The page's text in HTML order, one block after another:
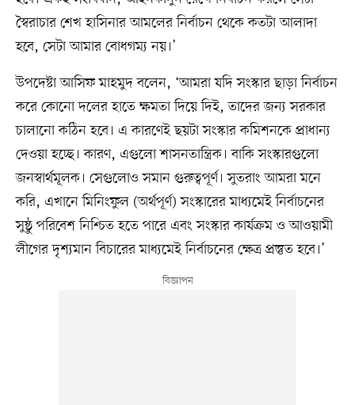
স্বৈরাচার শেখ হাসিনার আমলের নির্বাচন থেকে কতটা আলাদা
হবে, সেটা আমার বোধগম্য নয়।’
উপদেষ্টা আসিফ মাহমুদ বলেন, ‘আমরা যদি সংস্কার ছাড়া নির্বাচন
করে কোনো দলের হাতে ক্ষমতা দিয়ে দিই, তাদের জন্য সরকার
চালানো কঠিন হবে। এ কারণেই ছয়টা সংস্কার কমিশনকে প্রাধান্য
দেওয়া হচ্ছে। কারণ, এগুলো শাসনতান্ত্রিক। বাকি সংস্কারগুলো
জনস্বার্থমূলক। সেগুলোও সমান গুরুত্বপূর্ণ। সুতরাং আমরা মনে
করি, এখানে মিনিংফুল (অর্থপূর্ণ) সংস্কারের মাধ্যমেই নির্বাচনের
সুষ্ঠু পরিবেশ নিশ্চিত হতে পারে এবং সংস্কার কার্যক্রম ও আওয়ামী
লীগের দৃশ্যমান বিচারের মাধ্যমেই নির্বাচনের ক্ষেত্র প্রস্তুত হবে।’